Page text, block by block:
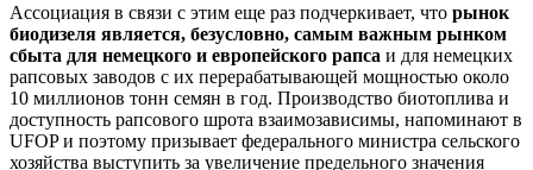
Ассоциация в связи с этим еще раз подчеркивает, что рынок
биодизеля является, безусловно, самым важным рынком
сбыта для немецкого и европейского рапса и для немецких
рапсовых заводов с их перерабатывающей мощностью около
10 миллионов тонн семян в год. Производство биотоплива и
доступность рапсового шрота взаимозависимы, напоминают в
UFOP и поэтому призывает федерального министра сельского
хозяйства выступить за увеличение предельного значения